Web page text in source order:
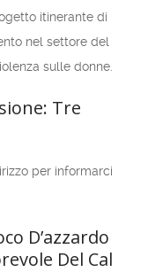
itinerante di
nel settore del
sulle donne.
Tre
per informarci
D’azzardo
Del Cal